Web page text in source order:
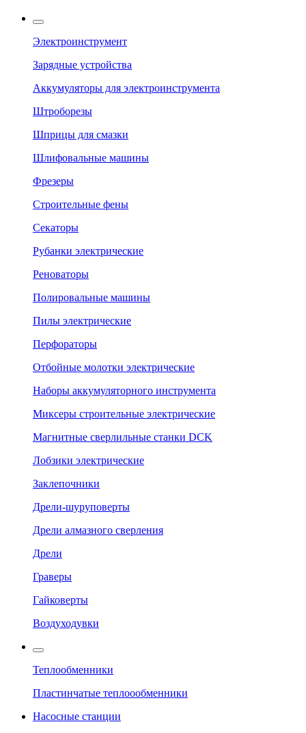
Электроинструмент
Зарядные устройства
Аккумуляторы для электроинструмента
Штроборезы
Шприцы для смазки
Шлифовальные машины
Фрезеры
Строительные фены
Секаторы
Рубанки электрические
Реноваторы
Полировальные машины
Пилы электрические
Перфораторы
Отбойные молотки электрические
Наборы аккумуляторного инструмента
Миксеры строительные электрические
Магнитные сверлильные станки DCK
Лобзики электрические
Заклепочники
Дрели-шуруповерты
Дрели алмазного сверления
Дрели
Граверы
Гайковерты
Воздуходувки
Теплообменники
Пластинчатые теплоообменники
Насосные станции